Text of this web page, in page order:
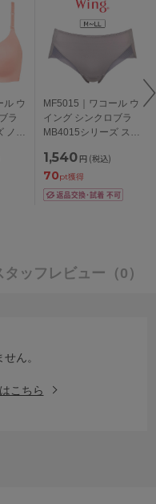
ル ウ
ラ
ン
MF5015｜ワコール ウ
イング シンクロブラ
MB4015シリーズ スタ
M/L/LL
1,540 円 (税込)
70pt獲得
タッフレビュー （0）
ん。
こちら